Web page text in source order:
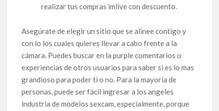
realizar tus compras imlive con descuento.
Asegúrate de elegir un sitio que se alinee contigo y
con lo los cuales quieres llevar a cabo frente a la
cámara. Puedes buscar en la purple comentarios o
experiencias de otros usuarios para saber si es lo mas
grandioso para poder ti o no. Para la mayoría de
personas, puede ser fácil ingresar a los angeles
industria de modelos sexcam, especialmente, porque